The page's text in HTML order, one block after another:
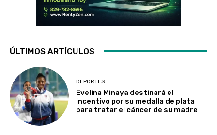
ÚLTIMOS ARTÍCULOS
DEPORTES
Evelina Minaya destinará el
incentivo por su medalla de plata
para tratar el cáncer de su madre